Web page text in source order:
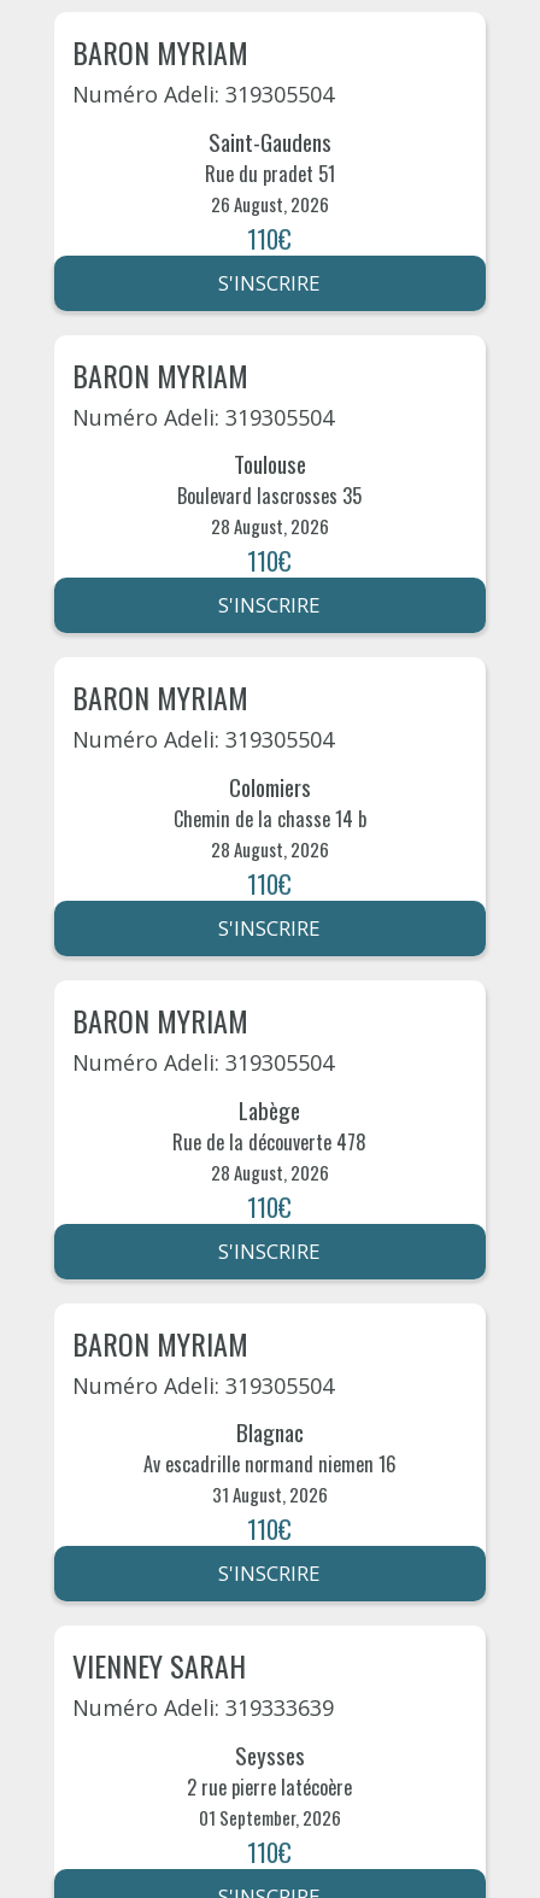
BARON MYRIAM
Numéro Adeli: 319305504
Saint-Gaudens
Rue du pradet 51
26 August, 2026
110€
S'INSCRIRE
BARON MYRIAM
Numéro Adeli: 319305504
Toulouse
Boulevard lascrosses 35
28 August, 2026
110€
S'INSCRIRE
BARON MYRIAM
Numéro Adeli: 319305504
Colomiers
Chemin de la chasse 14 b
28 August, 2026
110€
S'INSCRIRE
BARON MYRIAM
Numéro Adeli: 319305504
Labège
Rue de la découverte 478
28 August, 2026
110€
S'INSCRIRE
BARON MYRIAM
Numéro Adeli: 319305504
Blagnac
Av escadrille normand niemen 16
31 August, 2026
110€
S'INSCRIRE
VIENNEY SARAH
Numéro Adeli: 319333639
Seysses
2 rue pierre latécoère
01 September, 2026
110€